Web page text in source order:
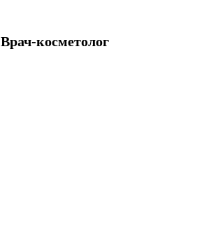
Врач-косметолог